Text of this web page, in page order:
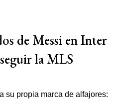
de Messi en Inter
la MLS